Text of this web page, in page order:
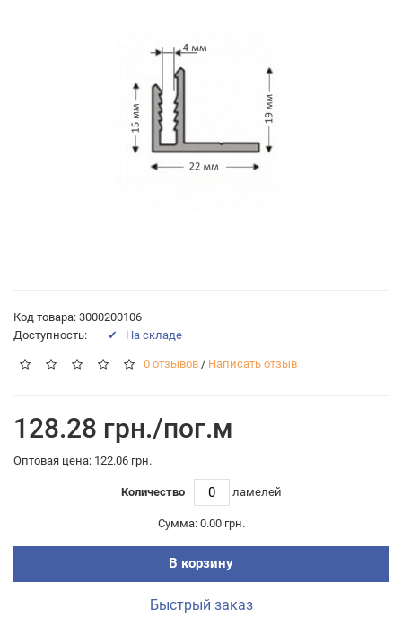
Код товара: 3000200106
Доступность:
✔ На складе
0 отзывов / Написать отзыв
128.28 грн./пог.м
Оптовая цена: 122.06 грн.
Количество ламелей
Сумма: 0.00 грн.
В корзину
Быстрый заказ